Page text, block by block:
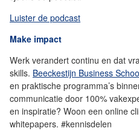
Luister de podcast
Make impact
Werk verandert continu en dat
skills. Beeckestijn Business
en praktische programma’s
communicatie door 100%
en inspiratie? Woon een online
whitepapers. #kennisdelen